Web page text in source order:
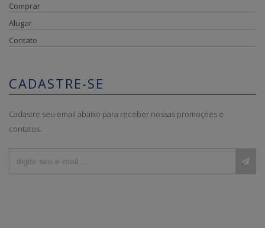
Comprar
Alugar
Contato
CADASTRE-SE
Cadastre seu email abaixo para receber nossas promoções e
contatos.